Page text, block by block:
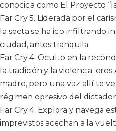
conocida como El Proyecto
Far Cry 5. Liderada por el
la secta se ha ido infiltrando
ciudad, antes tranquila
Far Cry 4. Oculto en la
la tradición y la violencia;
madre, pero una vez allí te
régimen opresivo del
Far Cry 4. Explora y navega
imprevistos acechan a la